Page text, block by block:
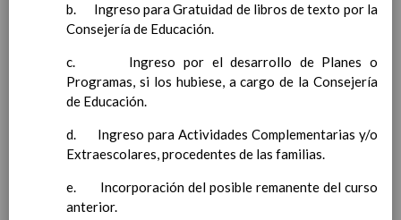
CoordinaciÃ³n y concreciÃ³n de los contenidos
curriculares, asÃ­ como el tratamiento transversal
en las Ã¡reas de la educaciÃ³n en valores y otras
enseÃ±anzas
EducaciÃ³n Infantil (Segundo Ciclo)
Objetivos generales 15 noviembre 2019
Ãreas Curriculares
mÃºltiples con los objetivos generales
b. Ingreso para Gratuidad de libros de texto por la
Consejería de Educación.
c. Ingreso por el desarrollo de Planes o
Programas, si los hubiese, a cargo de la Consejería
de Educación.
d. Ingreso para Actividades Complementarias y/o
Extraescolares, procedentes de las familias.
e. Incorporación del posible remanente del curso
anterior.